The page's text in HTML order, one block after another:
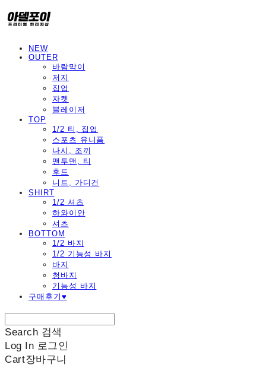
NEW
OUTER
바람막이
저지
집업
자켓
블레이저
TOP
1/2 티, 집업
스포츠 유니폼
나시, 조끼
맨투맨, 티
후드
니트, 가디건
SHIRT
1/2 셔츠
하와이안
셔츠
BOTTOM
1/2 바지
1/2 기능성 바지
바지
청바지
기능성 바지
구매후기♥
Search 검색
Log In 로그인
Cart장바구니